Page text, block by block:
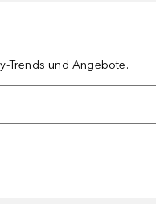
Trends und Angebote.